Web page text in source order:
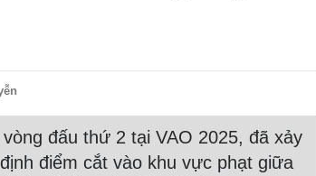
đấu thứ 2 tại VAO 2025, đã xảy
điểm cắt vào khu vực phạt giữa